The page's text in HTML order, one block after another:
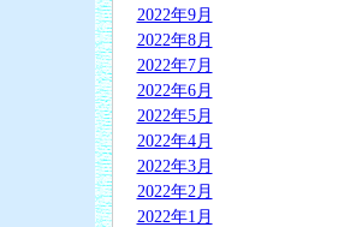
2022年9月
2022年8月
2022年7月
2022年6月
2022年5月
2022年4月
2022年3月
2022年2月
2022年1月